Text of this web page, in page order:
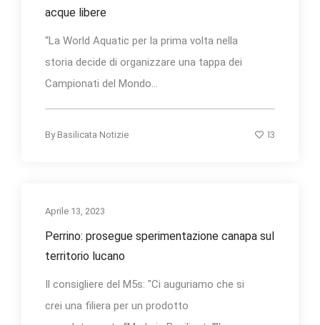
acque libere
“La World Aquatic per la prima volta nella
storia decide di organizzare una tappa dei
Campionati del Mondo...
By Basilicata Notizie 13
Aprile 13, 2023
Perrino: prosegue sperimentazione canapa sul
territorio lucano
Il consigliere del M5s: "Ci auguriamo che si
crei una filiera per un prodotto